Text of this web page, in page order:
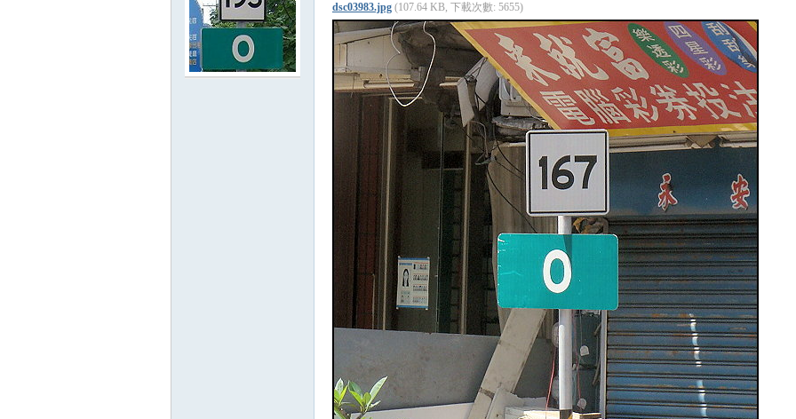
dsc03983.jpg (107.64 KB, 下載次數: 5655)